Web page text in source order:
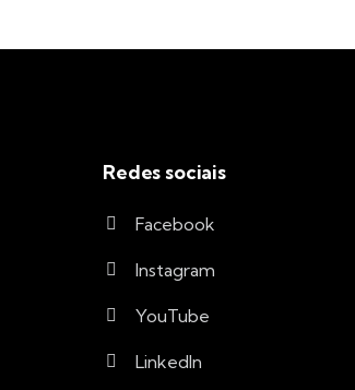
Redes sociais
Facebook
Instagram
YouTube
LinkedIn